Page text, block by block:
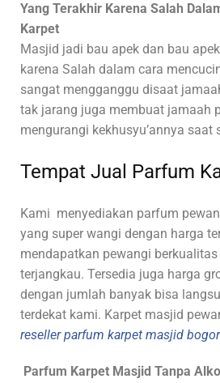
Yang Terakhir Karena Salah
Karpet
Masjid jadi bau apek dan bau
karena Salah dalam cara
sangat mengganggu disaat
tak jarang juga membuat jamaah
mengurangi kekhusyu’annya saat
Tempat Jual Parfum
Kami menyediakan parfum
yang super wangi dengan harga
mendapatkan pewangi
terjangkau. Tersedia juga harga
dengan jumlah banyak bisa
terdekat kami. Karpet masjid
reseller parfum karpet masjid
Parfum Karpet Masjid Tanpa